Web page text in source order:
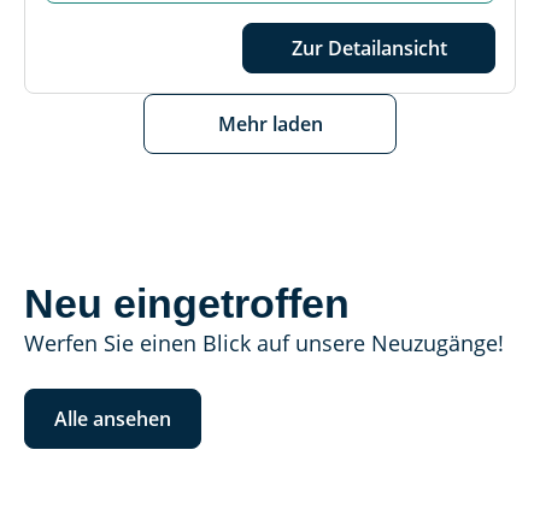
Zur Detailansicht
Mehr laden
Neu eingetroffen
Werfen Sie einen Blick auf unsere Neuzugänge!
Alle ansehen